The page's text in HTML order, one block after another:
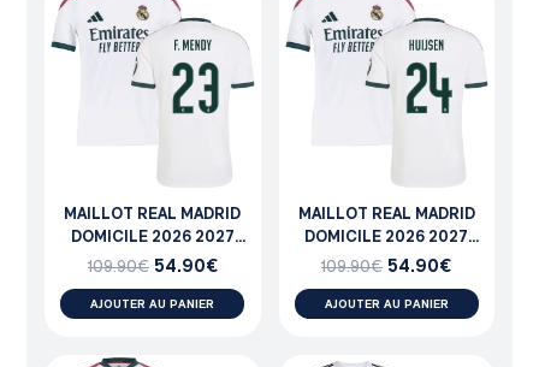
MAILLOT REAL MADRID
DOMICILE 2026 2027
MENDY
109.90€ 54.90€
AJOUTER AU PANIER
MAILLOT REAL MADRID
DOMICILE 2026 2027
HUIJSEN
109.90€ 54.90€
AJOUTER AU PANIER